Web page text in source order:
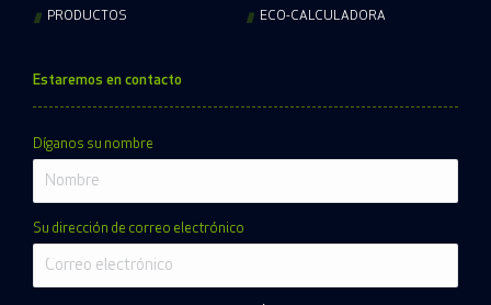
PRODUCTOS ECO-CALCULADORA
Estaremos en contacto
Díganos su nombre
Su dirección de correo electrónico